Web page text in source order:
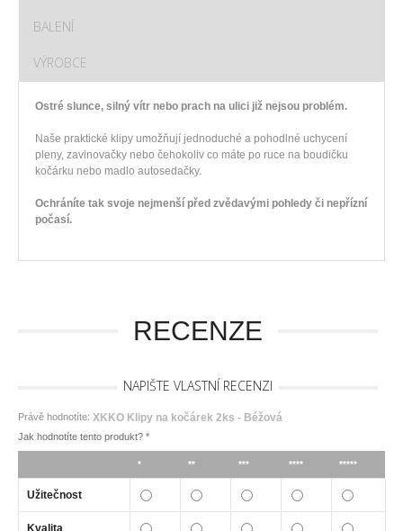
BALENÍ
VÝROBCE
Ostré slunce, silný vítr nebo prach na ulici již nejsou problém.
Naše praktické klipy umožňují jednoduché a pohodlné uchycení
pleny, zavinovačky nebo čehokoliv co máte po ruce na boudičku
kočárku nebo madlo autosedačky.
Ochráníte tak svoje nejmenší před zvědavými pohledy či nepřízní
počasí.
RECENZE
NAPIŠTE VLASTNÍ RECENZI
Právě hodnotíte: XKKO Klipy na kočárek 2ks - Béžová
Jak hodnotíte tento produkt? *
* ** *** **** *****
Užitečnost
Kvalita